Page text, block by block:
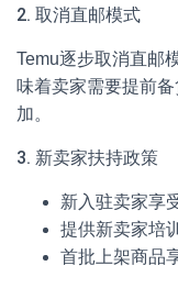
2. 取消直邮模式
Temu逐步取消直邮
味着卖家需要提前
加。
3. 新卖家扶持政策
新入驻卖家享
提供新卖家培
首批上架商品